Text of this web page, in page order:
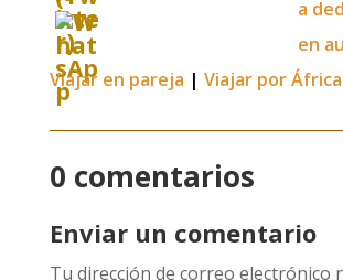
a
en
Viajar en pareja | Viajar por África
0 comentarios
Enviar un comentario
Tu dirección de correo electrónico